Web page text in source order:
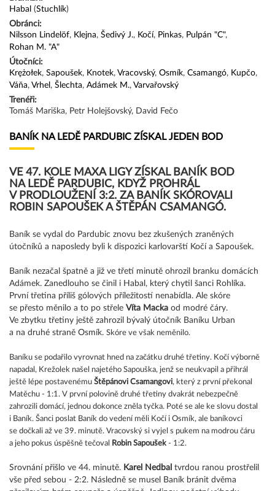
Habal (Stuchlík)
Obránci:
Nilsson Lindelöf, Klejna, Šedivý J., Kočí, Pinkas, Pulpán "C",
Rohan M. "A"
Útočníci:
Krężołek, Sapoušek, Knotek, Vracovský, Osmík, Csamangó, Kupčo,
Váňa, Vrhel , Šlechta, Adámek M., Varvařovský
Trenéři:
Tomáš Mariška, Petr Holejšovský, David Fečo
BANÍK NA LEDĚ PARDUBIC ZÍSKAL JEDEN BOD
VE 47. KOLE MAXA LIGY ZÍSKAL BANÍK BOD
NA LEDĚ PARDUBIC, KDYŽ PROHRÁL
V PRODLOUŽENÍ 3:2. ZA BANÍK SKÓROVALI
ROBIN SAPOUŠEK A ŠTĚPÁN CSAMANGÓ.
Baník se vydal do Pardubic znovu bez zkušených zraněných
útočníků a naposledy byli k dispozici karlovarští Kočí a Sapoušek.
Baník nezačal špatně a již ve třetí minutě ohrozil branku domácích
Adámek. Zanedlouho se činil i Habal, který chytil šanci Rohlíka.
První třetina příliš gólových příležitostí nenabídla. Ale skóre
se přesto měnilo a to po střele Víta Macka od modré čáry.
Ve zbytku třetiny ještě zahrozil bývalý útočník Baníku Urban
a na druhé straně Osmík. Skóre ve však neměnilo.
Baníku se podařilo vyrovnat hned na začátku druhé třetiny. Kočí výborně
napadal, Krežolek našel najetého Sapouška, jenž se neukvapil a přihrál
ještě lépe postavenému Štěpánovi Csamangovi, který z první překonal
Matěchu - 1:1. V první polovině druhé třetiny dvakrát nebezpečně
zahrozili domácí, jednou dokonce zněla tyčka. Poté se ale ke slovu dostal
i Baník. Šanci poslat Baník do vedení měli Kočí i Osmík, ale baníkovci
se dočkali až ve 39. minutě. Vracovský si vyjel s pukem na modrou čáru
a jeho pokus úspěšně tečoval
Robin Sapoušek - 1:2.
Srovnání přišlo ve 44. minutě. Karel Nedbal tvrdou ranou prostřelil
vše před sebou - 2:2. Následně se musel Baník bránit dvěma